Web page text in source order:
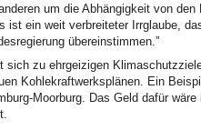
um die Abhängigkeit von
ist ein weit verbreiteter Irrglaube,
übereinstimmen.”
sich zu ehrgeizigen
Kohlekraftwerksplänen. Ein
Moorburg. Das Geld dafür